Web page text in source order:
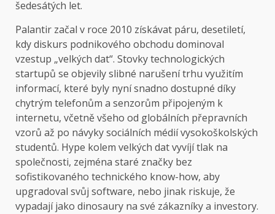
šedesátých let.
Palantir začal v roce 2010 získávat páru, desetiletí,
kdy diskurs podnikového obchodu dominoval
vzestup „velkých dat“. Stovky technologických
startupů se objevily slibné narušení trhu využitím
informací, které byly nyní snadno dostupné díky
chytrým telefonům a senzorům připojeným k
internetu, včetně všeho od globálních přepravních
vzorů až po návyky sociálních médií vysokoškolských
studentů. Hype kolem velkých dat vyvíjí tlak na
společnosti, zejména staré značky bez
sofistikovaného technického know-how, aby
upgradoval svůj software, nebo jinak riskuje, že
vypadají jako dinosaury na své zákazníky a investory.